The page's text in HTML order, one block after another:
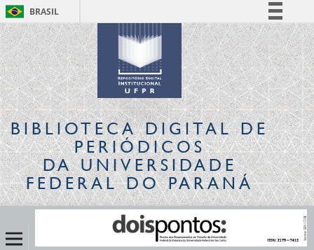
BRASIL
Simplifique!
Comunica BR
Participe
Acesso à informação
Legislação
Canais
BIBLIOTECA DIGITALDE
PERIÓDICOS
DA UNIVERSIDADE
FEDERAL DO PARANÁ